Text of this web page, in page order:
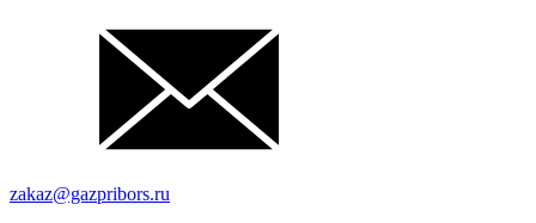
zakaz@gazpribors.ru